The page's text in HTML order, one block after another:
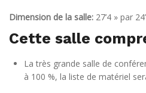
Dimension de la salle: 27’4 » par
Cette salle
La très grande salle de
à 100 %, la liste de matériel